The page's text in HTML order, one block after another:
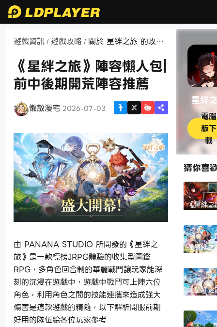
遊戲資訊 / 遊戲攻略 / 關於 星絆之旅 的攻略
《星絆之旅》陣容懶人包|
前中後期開荒陣容推薦
懶散漫宅 2026-07-03
由 PANANA STUDIO 所開發的《星絆之
旅》是一款標榜JRPG體驗的收集型圖鑑
RPG，多角色回合制的華麗戰鬥讓玩家能深
刻的沉浸在遊戲中，遊戲中戰鬥可上陣六位
角色，利用角色之間的技能連攜來造成強大
傷害是這款遊戲的精隨，以下解析開服前期
好用的隊伍給各位玩家參考
星絆
電腦
版下
載
猜你喜
《星絆之
新手攻略
機制和新
做
《星絆之
角色強度
色評價與
推薦
《星絆之
首抽懒人
刷首抽教
開局建議